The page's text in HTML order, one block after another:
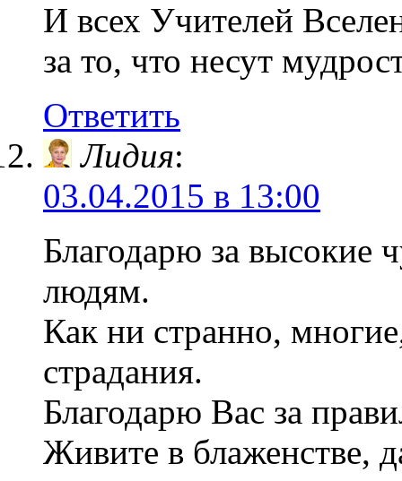
И всех Учителей
за то, что несут
Ответить
Лидия:
03.04.2015 в 13:00
Благодарю за высокие
людям.
Как ни странно,
страдания.
Благодарю Вас за
Живите в блаженстве,